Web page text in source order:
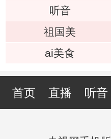
听音
祖国美
ai美食
首页 直播 听音